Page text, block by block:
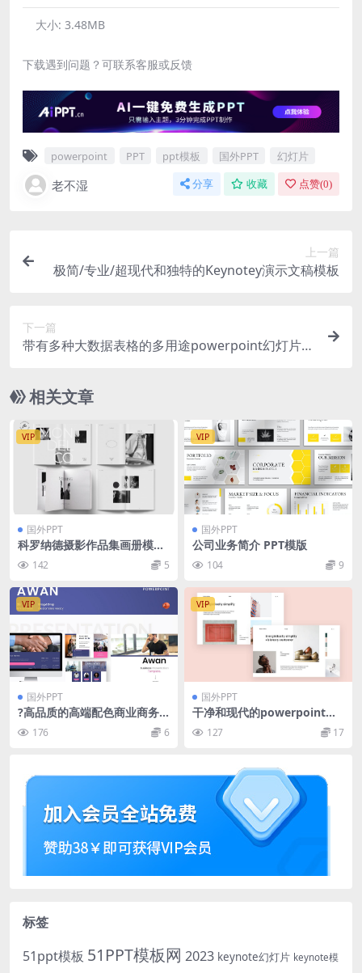
大小: 3.48MB
下载遇到问题？可联系客服或反馈
powerpoint PPT ppt模板 国外PPT 幻灯片
老不湿 分享 收藏 点赞(0)
上一篇
极简/专业/超现代和独特的Keynotey演示文稿模板
下一篇
带有多种大数据表格的多用途powerpoint幻灯片演
相关文章
VIP
国外PPT
科罗纳德摄影作品集画册模板
（indd）
142 5
VIP
国外PPT
公司业务简介 PPT模版
104 9
VIP
国外PPT
?高品质的高端配色商业商务p
owerpoint幻灯片演示模板
（pptx）
176 6
VIP
国外PPT
干净和现代的powerpoint演
示模板（PPTX）
127 17
标签
51ppt模板 51PPT模板网 2023 keynote幻灯片 keynote模